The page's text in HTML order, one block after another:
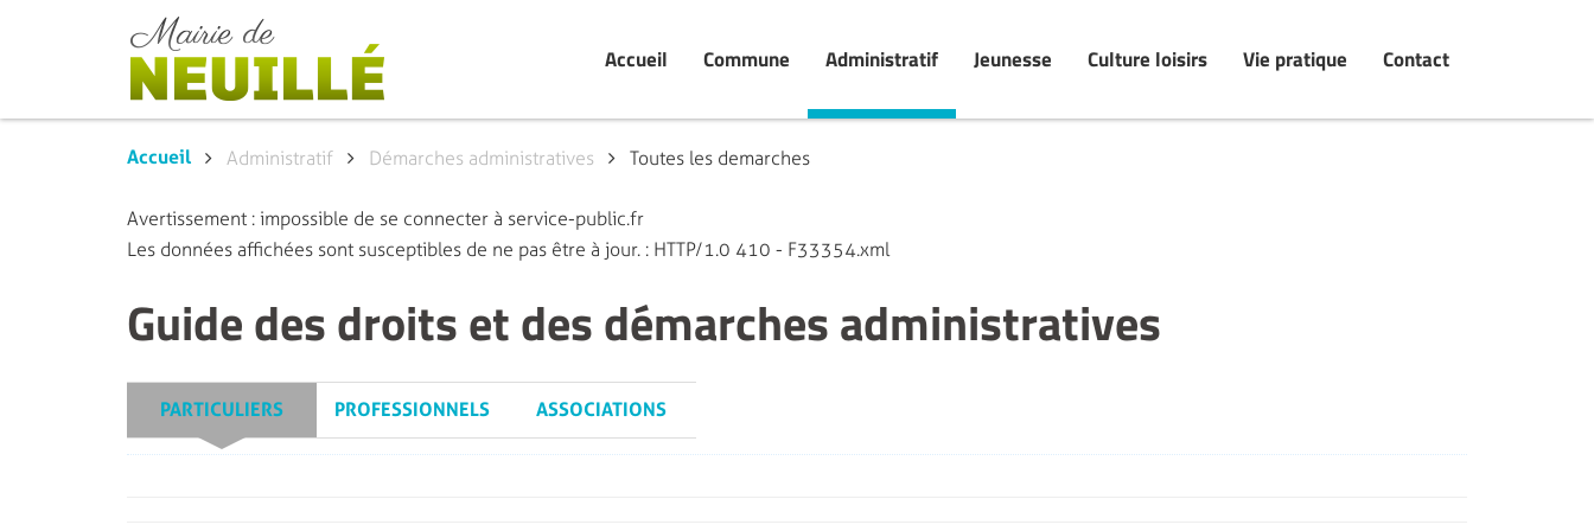
Accueil Commune Administratif Jeunesse Culture loisirs Vie pratique Contact
Accueil Administratif Démarches administratives Toutes les demarches
Avertissement : impossible de se connecter à service-public.fr
Les données affichées sont susceptibles de ne pas être à jour. : HTTP/1.0 410 - F33354.xml
Guide des droits et des démarches administratives
PARTICULIERS PROFESSIONNELS ASSOCIATIONS